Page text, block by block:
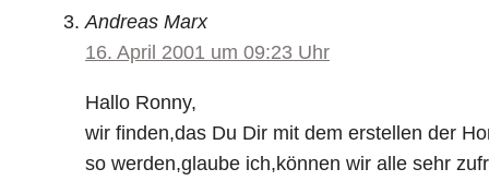
Andreas Marx
16. April 2001 um 09:23 Uhr
Hallo Ronny,
wir finden,das Du Dir mit dem erstellen der
so werden,glaube ich,können wir alle sehr